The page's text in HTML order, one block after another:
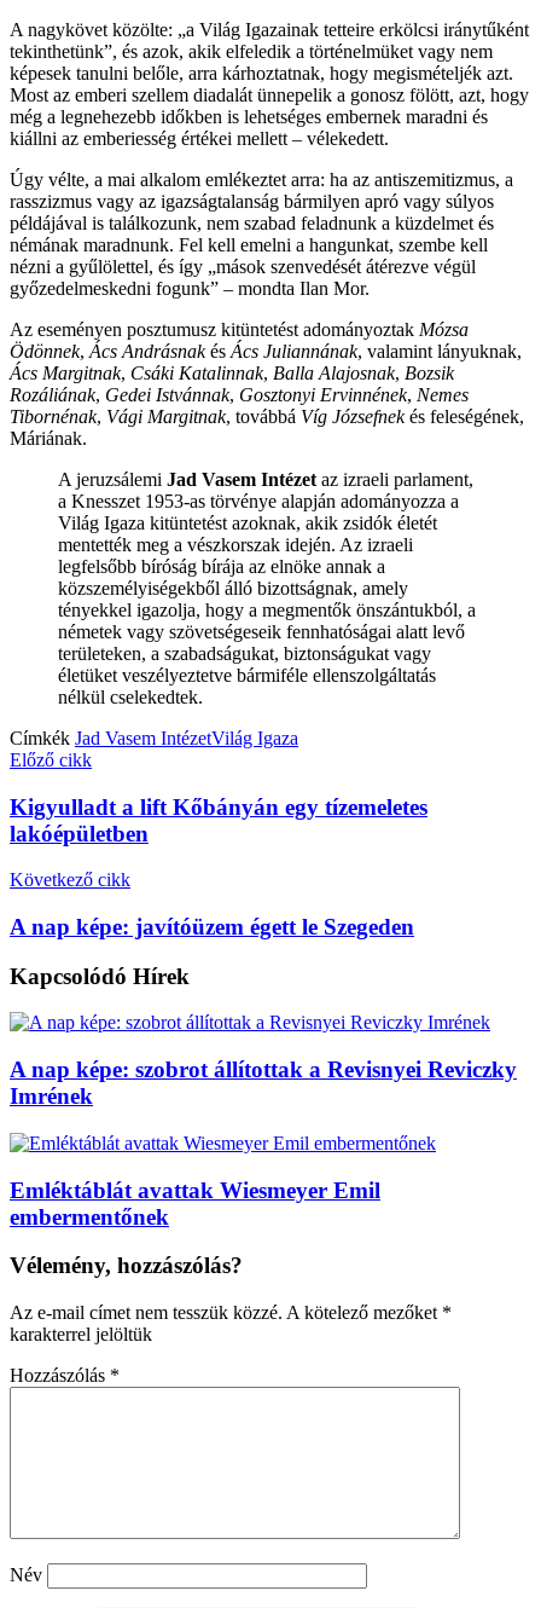
A nagykövet közölte: „a Világ Igazainak tetteire erkölcsi iránytűként
tekinthetünk”, és azok, akik elfeledik a történelmüket vagy nem
képesek tanulni belőle, arra kárhoztatnak, hogy megismételjék azt.
Most az emberi szellem diadalát ünnepelik a gonosz fölött, azt, hogy
még a legnehezebb időkben is lehetséges embernek maradni és
kiállni az emberiesség értékei mellett – vélekedett.
Úgy vélte, a mai alkalom emlékeztet arra: ha az antiszemitizmus, a
rasszizmus vagy az igazságtalanság bármilyen apró vagy súlyos
példájával is találkozunk, nem szabad feladnunk a küzdelmet és
némának maradnunk. Fel kell emelni a hangunkat, szembe kell
nézni a gyűlölettel, és így „mások szenvedését átérezve végül
győzedelmeskedni fogunk” – mondta Ilan Mor.
Az eseményen posztumusz kitüntetést adományoztak Mózsa
Ödönnek, Ács Andrásnakés Ács Juliannának, valamint lányuknak,
Ács Margitnak, Csáki Katalinnak, Balla Alajosnak, Bozsik
Rozáliának, Gedei Istvánnak, Gosztonyi Ervinnének, Nemes
Tibornénak, Vági Margitnak, továbbá Víg Józsefnekés feleségének,
Máriának.
A jeruzsálemi Jad Vasem Intézet az izraeli parlament,
a Knesszet 1953-as törvénye alapján adományozza a
Világ Igaza kitüntetést azoknak, akik zsidók életét
mentették meg a vészkorszak idején. Az izraeli
legfelsőbb bíróság bírája az elnöke annak a
közszemélyiségekből álló bizottságnak, amely
tényekkel igazolja, hogy a megmentők önszántukból, a
németek vagy szövetségeseik fennhatóságai alatt levő
területeken, a szabadságukat, biztonságukat vagy
életüket veszélyeztetve bármiféle ellenszolgáltatás
nélkül cselekedtek.
Címkék Jad Vasem IntézetVilág Igaza
Előző cikk
Kigyulladt a lift Kőbányán egy tízemeletes
lakóépületben
Következő cikk
A nap képe: javítóüzem égett le Szegeden
Kapcsolódó Hírek
A nap képe: szobrot állítottak a Revisnyei Reviczky
Imrének
Emléktáblát avattak Wiesmeyer Emil
embermentőnek
Vélemény, hozzászólás?
Az e-mail címet nem tesszük közzé. A kötelező mezőket *
karakterrel jelöltük
Hozzászólás *
Név